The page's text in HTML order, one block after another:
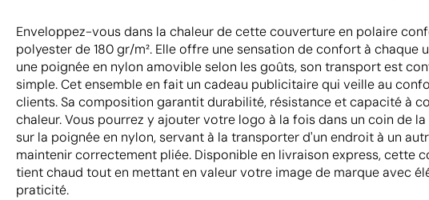
Enveloppez-vous dans la chaleur de cette couverture en polaire
polyester de 180 gr/m². Elle offre une sensation de confort à chaque
une poignée en nylon amovible selon les goûts, son transport est
simple. Cet ensemble en fait un cadeau publicitaire qui veille au
clients. Sa composition garantit durabilité, résistance et capacité à
chaleur. Vous pourrez y ajouter votre logo à la fois dans un coin de
sur la poignée en nylon, servant à la transporter d'un endroit à un
maintenir correctement pliée. Disponible en livraison express, cette
tient chaud tout en mettant en valeur votre image de marque avec
praticité.